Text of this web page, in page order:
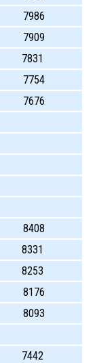
7986
7909
7831
7754
7676
8408
8331
8253
8176
8093
7442